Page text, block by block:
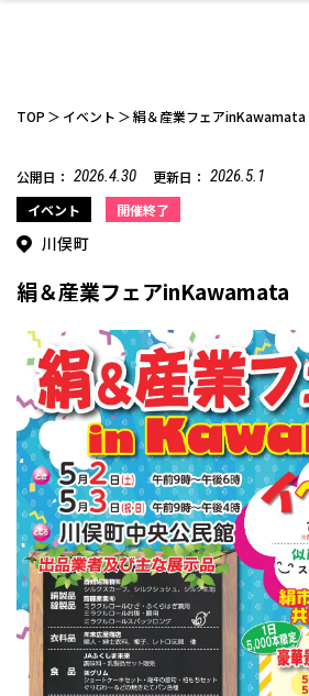
カフェ
お酒 洋食
和食 わんぱく
開成山公園
デート・友達と ひとりで
温泉 体験
美容室
美容アイテム エイジングケア
フィットネス・や
せたい
鍼灸・整体・リラ
クゼーション
ファッション
スポーツ・アウト
ドア
ギフト・お土産
インテリア 食品・酒
お仕事探し
保険 病院・クリニック
趣味・スキルアッ
プ
保育園・こども園
家づくり
リフォーム・リノ
ベーション
自治体インフォ
TOP イベント 絹＆産業フェアinKawamata
公開日： 2026.4.30 更新日： 2026.5.1
イベント 開催終了
川俣町
絹＆産業フェアinKawamata